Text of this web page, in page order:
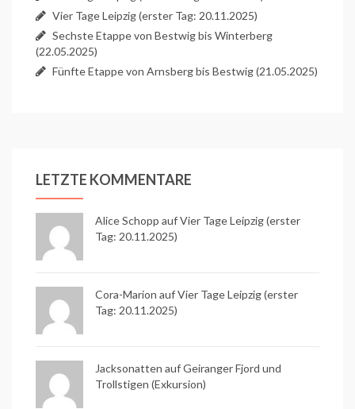
Vier Tage Leipzig (erster Tag: 20.11.2025)
Sechste Etappe von Bestwig bis Winterberg
(22.05.2025)
Fünfte Etappe von Arnsberg bis Bestwig (21.05.2025)
LETZTE KOMMENTARE
Alice Schopp aufVier Tage Leipzig (erster
Tag: 20.11.2025)
Cora-Marion aufVier Tage Leipzig (erster
Tag: 20.11.2025)
Jacksonatten aufGeiranger Fjord und
Trollstigen (Exkursion)